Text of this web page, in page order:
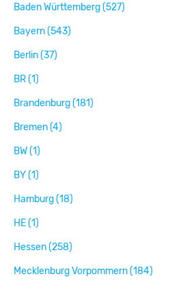
Baden Württemberg (527)
Bayern (543)
Berlin (37)
BR (1)
Brandenburg (181)
Bremen (4)
BW (1)
BY (1)
Hamburg (18)
HE (1)
Hessen (258)
Mecklenburg Vorpommern (184)